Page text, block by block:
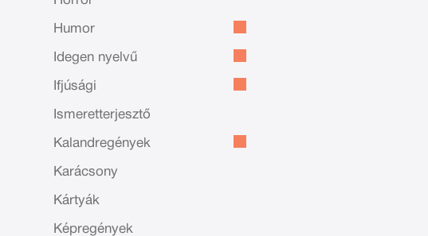
Humor
Idegen nyelvű
Ifjúsági
Ismeretterjesztő
Kalandregények
Karácsony
Kártyák
Képregények